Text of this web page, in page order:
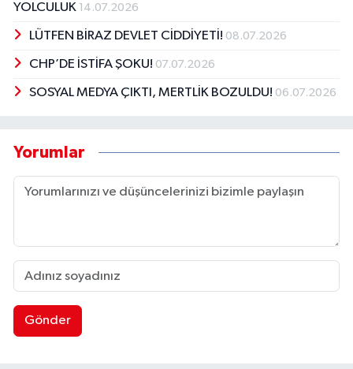
YOLCULUK 14.07.2026
LÜTFEN BİRAZ DEVLET CİDDİYETİ! 08.07.2026
CHP’DE İSTİFA ŞOKU! 07.07.2026
SOSYAL MEDYA ÇIKTI, MERTLİK BOZULDU! 06.07.2026
Yorumlar
Gönder